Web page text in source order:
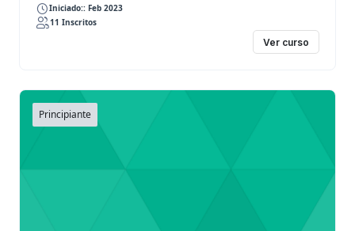
Iniciado:: Feb 2023
11 Inscritos
Ver curso
Principiante